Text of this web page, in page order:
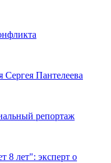
Сергея Пантелеева
репортаж
8 лет": эксперт о